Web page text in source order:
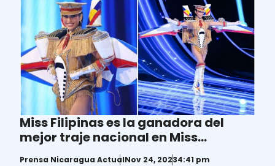
Miss Filipinas es la ganadora del
mejor traje nacional en Miss
Universo 2023
Prensa Nicaragua ActualNov 24, 20234:41 pm